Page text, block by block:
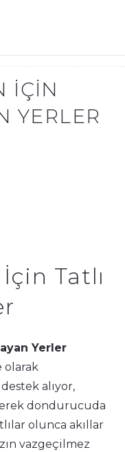
İÇIN
YERLER
Tatlı
Yerler
olarak
alıyor,
dondurucuda
olunca akıllar
vazgeçilmez